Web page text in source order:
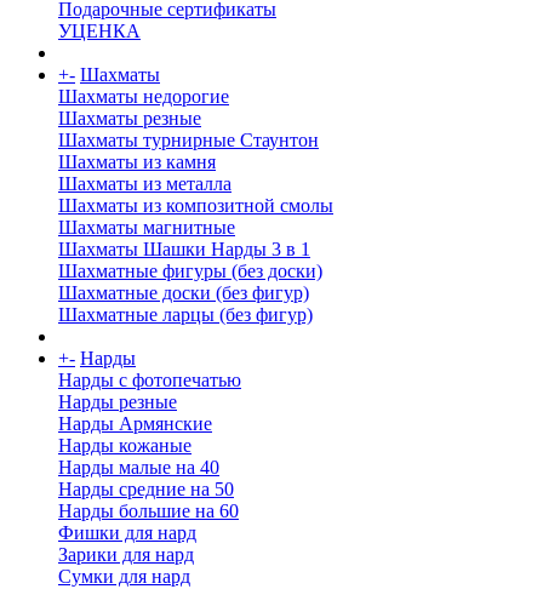
Подарочные сертификаты
УЦЕНКА
+- Шахматы
Шахматы недорогие
Шахматы резные
Шахматы турнирные Стаунтон
Шахматы из камня
Шахматы из металла
Шахматы из композитной смолы
Шахматы магнитные
Шахматы Шашки Нарды 3 в 1
Шахматные фигуры (без доски)
Шахматные доски (без фигур)
Шахматные ларцы (без фигур)
+- Нарды
Нарды с фотопечатью
Нарды резные
Нарды Армянские
Нарды кожаные
Нарды малые на 40
Нарды средние на 50
Нарды большие на 60
Фишки для нард
Зарики для нард
Сумки для нард